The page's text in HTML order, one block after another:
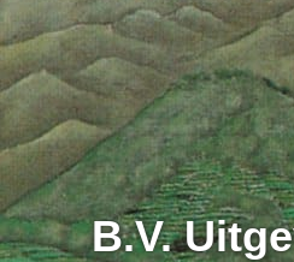
B.V.